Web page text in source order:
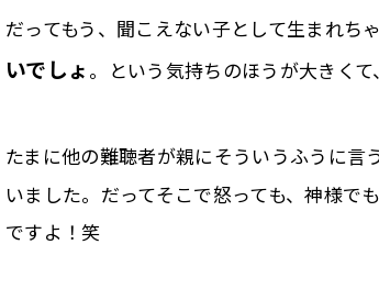
だってもう、聞こえない子として生まれちゃ
いでしょ 。という気持ちのほうが大きく
たまに他の難聴者が親にそういうふうに言
いました。だってそこで怒っても、神様
ですよ！笑